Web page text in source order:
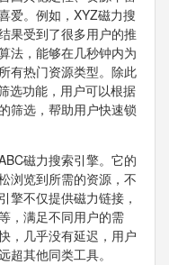
爱。例如，XYZ磁力搜
果受到了很多用户的推
法，能够在几秒钟内为
有热门资源类型。除此
选功能，用户可以根据
筛选，帮助用户快速锁
磁力搜索引擎。它的
浏览到所需的资源，不
擎不仅提供磁力链接，
，满足不同用户的需
，几乎没有延迟，用户
超其他同类工具。